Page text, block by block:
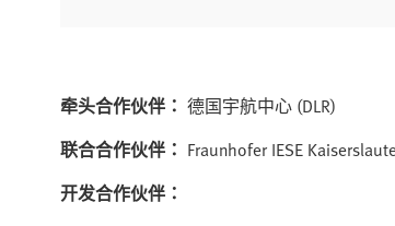
牵头合作伙伴： 德国宇航中心 (DLR)
联合合作伙伴： Fraunhofer IESE
开发合作伙伴：